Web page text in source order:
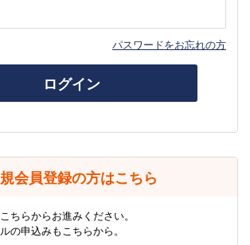
パスワードをお忘れの方
ログイン
会員登録の方はこちら
ちらからお進みください。
の申込みもこちらから。